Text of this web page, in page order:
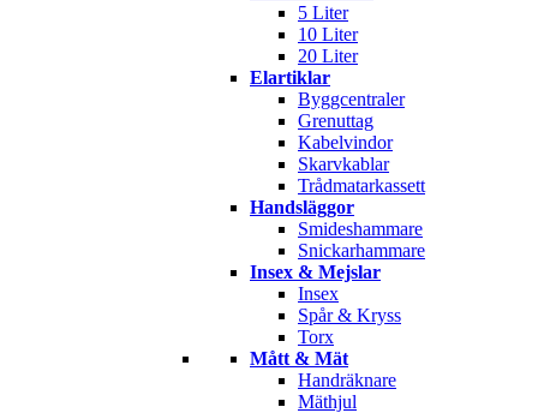
5 Liter
10 Liter
20 Liter
Elartiklar
Byggcentraler
Grenuttag
Kabelvindor
Skarvkablar
Trådmatarkassett
Handsläggor
Smideshammare
Snickarhammare
Insex & Mejslar
Insex
Spår & Kryss
Torx
Mått & Mät
Handräknare
Mäthjul